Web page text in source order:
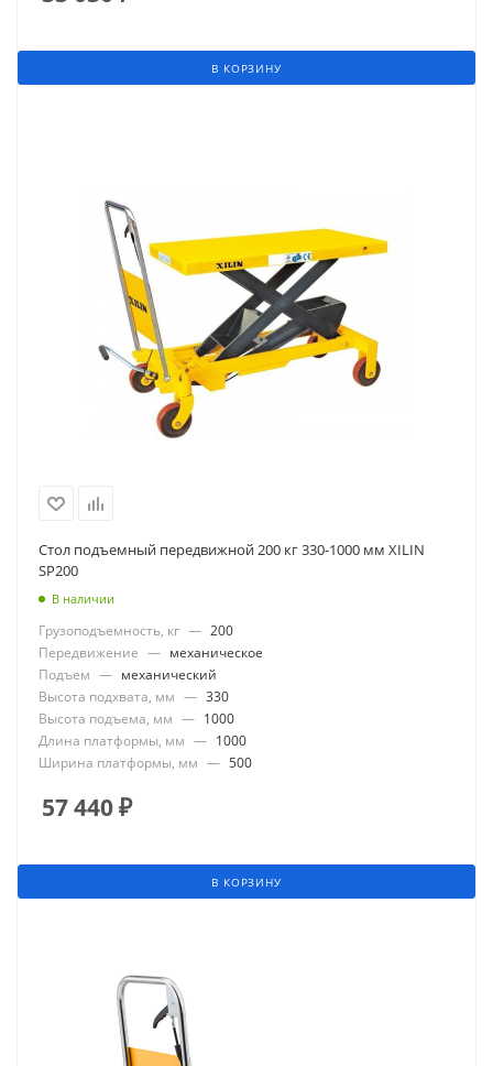
В КОРЗИНУ
Стол подъемный передвижной 200 кг 330-1000 мм XILIN
SP200
В наличии
Грузоподъемность, кг — 200
Передвижение — механическое
Подъем — механический
Высота подхвата, мм — 330
Высота подъема, мм — 1000
Длина платформы, мм — 1000
Ширина платформы, мм — 500
57 440₽
В КОРЗИНУ